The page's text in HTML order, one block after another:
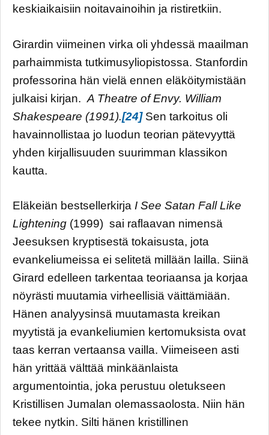
keskiaikaisiin noitavainoihin ja ristiretkiin.
Girardin viimeinen virka oli yhdessä maailman
parhaimmista tutkimusyliopistossa. Stanfordin
professorina hän vielä ennen eläköitymistään
julkaisi kirjan. A Theatre of Envy. William
Shakespeare (1991).[24] Sen tarkoitus oli
havainnollistaa jo luodun teorian pätevyyttä
yhden kirjallisuuden suurimman klassikon
kautta.
Eläkeiän bestsellerkirja I See Satan Fall Like
Lightening (1999) sai raflaavan nimensä
Jeesuksen kryptisestä tokaisusta, jota
evankeliumeissa ei selitetä millään lailla. Siinä
Girard edelleen tarkentaa teoriaansa ja korjaa
nöyrästi muutamia virheellisiä väittämiään.
Hänen analyysinsä muutamasta kreikan
myytistä ja evankeliumien kertomuksista ovat
taas kerran vertaansa vailla. Viimeiseen asti
hän yrittää välttää minkäänlaista
argumentointia, joka perustuu oletukseen
Kristillisen Jumalan olemassaolosta. Niin hän
tekee nytkin. Silti hänen kristillinen